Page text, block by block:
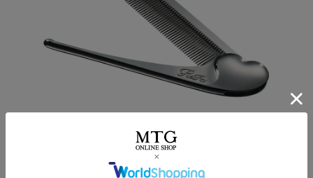
髪への負担を軽減する独自フォルム
マーキス構造